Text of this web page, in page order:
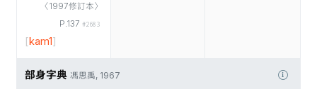
〈1997修訂本〉
P.137 #2683
[kam1]
部身字典 馮思禹, 1967